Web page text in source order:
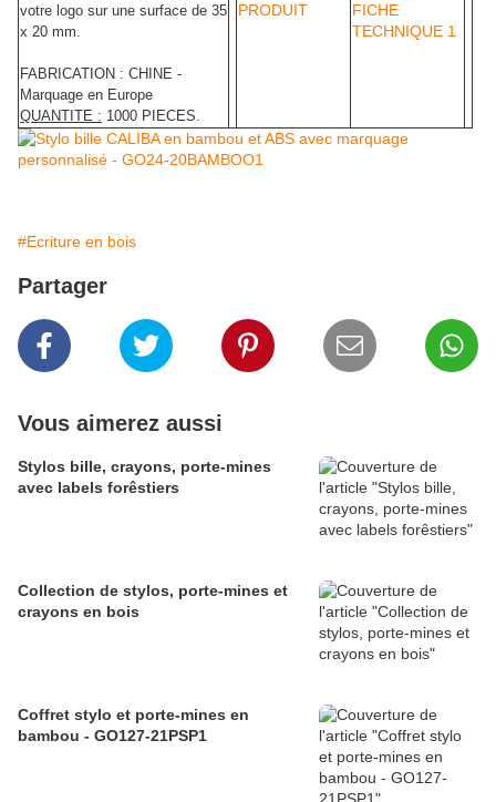
votre logo sur une surface de 35
x 20 mm.
FABRICATION : CHINE -
Marquage en Europe
QUANTITE : 1000 PIECES.
#Ecriture en bois
Partager
Vous aimerez aussi
Stylos bille, crayons, porte-mines
avec labels forêstiers
Collection de stylos, porte-mines et
crayons en bois
Coffret stylo et porte-mines en
bambou - GO127-21PSP1